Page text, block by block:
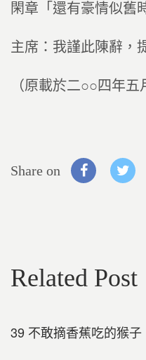
閑章「還有豪情似舊
主席：我謹此陳辭，
（原載於二○○四年五
Share on
Related Post
39 不敢摘香蕉吃的猴子